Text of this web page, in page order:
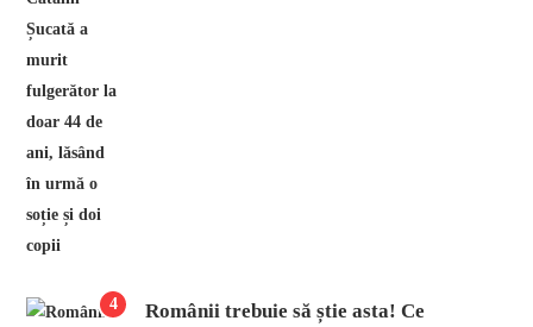
4
Românii trebuie să știe asta! Ce